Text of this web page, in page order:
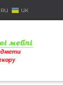
RU UK